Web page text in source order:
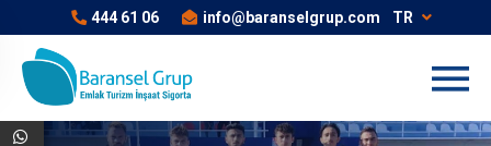
444 61 06 info@baranselgrup.com TR